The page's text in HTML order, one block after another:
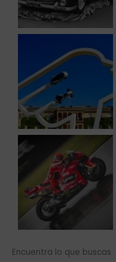
Encuentra lo que buscas